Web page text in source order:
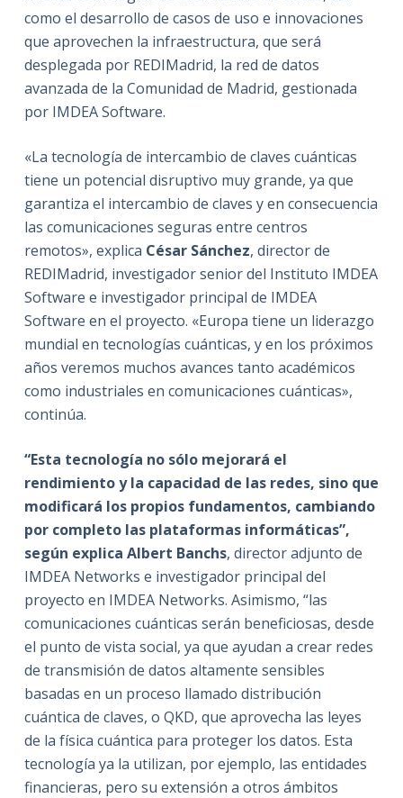
como el desarrollo de casos de uso e innovaciones
que aprovechen la infraestructura, que será
desplegada por REDIMadrid, la red de datos
avanzada de la Comunidad de Madrid, gestionada
por IMDEA Software.
«La tecnología de intercambio de claves cuánticas
tiene un potencial disruptivo muy grande, ya que
garantiza el intercambio de claves y en consecuencia
las comunicaciones seguras entre centros
remotos», explica César Sánchez, director de
REDIMadrid, investigador senior del Instituto IMDEA
Software e investigador principal de IMDEA
Software en el proyecto. «Europa tiene un liderazgo
mundial en tecnologías cuánticas, y en los próximos
años veremos muchos avances tanto académicos
como industriales en comunicaciones cuánticas»,
continúa.
“Esta tecnología no sólo mejorará el
rendimiento y la capacidad de las redes, sino que
modificará los propios fundamentos, cambiando
por completo las plataformas informáticas”,
según explica Albert Banchs, director adjunto de
IMDEA Networks e investigador principal del
proyecto en IMDEA Networks. Asimismo, “las
comunicaciones cuánticas serán beneficiosas, desde
el punto de vista social, ya que ayudan a crear redes
de transmisión de datos altamente sensibles
basadas en un proceso llamado distribución
cuántica de claves, o QKD, que aprovecha las leyes
de la física cuántica para proteger los datos. Esta
tecnología ya la utilizan, por ejemplo, las entidades
financieras, pero su extensión a otros ámbitos